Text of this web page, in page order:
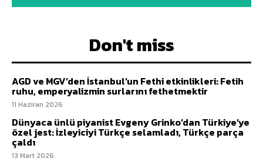
Don't miss
AGD ve MGV’den İstanbul’un Fethi etkinlikleri: Fetih
ruhu, emperyalizmin surlarını fethetmektir
11 Haziran 2026
Dünyaca ünlü piyanist Evgeny Grinko’dan Türkiye’ye
özel jest: İzleyiciyi Türkçe selamladı, Türkçe parça
çaldı
13 Mart 2026